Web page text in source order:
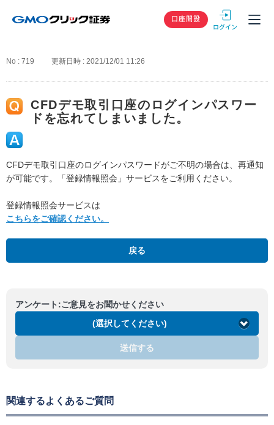
GMOクリック
口座開設
No : 719 更新日時 : 2021/12/01 11:26
CFDデモ取引口座のログインパスワー
ドを忘れてしまいました。
CFDデモ取引口座のログインパスワードがご不明の場合は、再通知
が可能です。「登録情報照会」サービスをご利用ください。
登録情報照会サービスは
こちらをご確認ください。
戻る
アンケート:ご意見をお聞かせください
(選択してください)
送信する
関連するよくあるご質問